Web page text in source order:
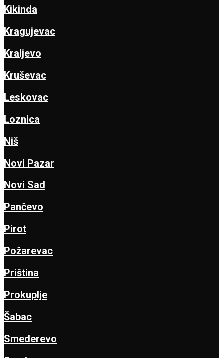
Kikinda
Kragujevac
Kraljevo
Kruševac
Leskovac
Loznica
Niš
Novi Pazar
Novi Sad
Pančevo
Pirot
Požarevac
Priština
Prokuplje
Šabac
Smederevo